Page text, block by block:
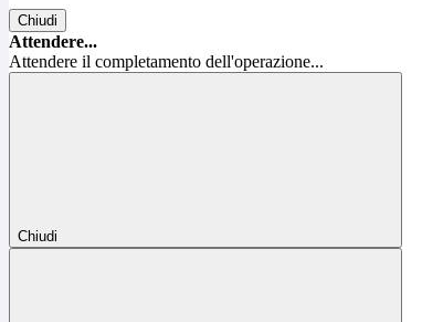
Chiudi
Attendere...
Attendere il completamento dell'operazione...
Chiudi